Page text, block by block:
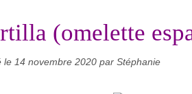
(omelette
le 14 novembre 2020 par Stéphanie